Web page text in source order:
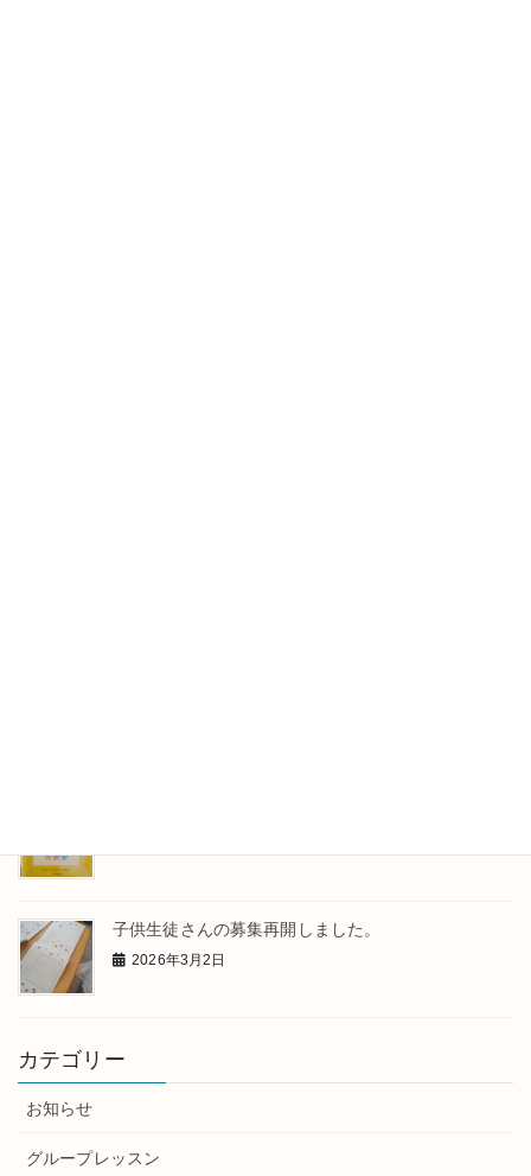
子供生徒さんの募集再開しました。
2026年3月2日
カテゴリー
お知らせ
グループレッスン